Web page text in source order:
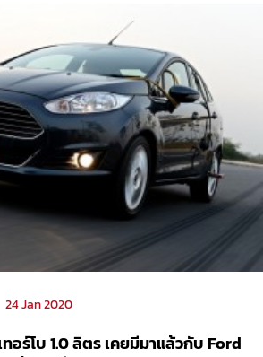
24 Jan 2020
อร์โบ 1.0 ลิตร เคยมีมาแล้วกับ Ford